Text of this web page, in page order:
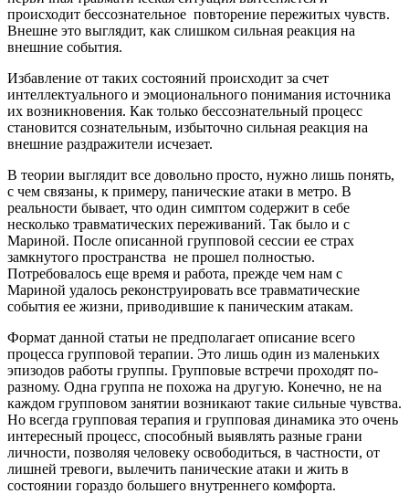
происходит бессознательное повторение пережитых чувств.
Внешне это выглядит, как слишком сильная реакция на
внешние события.
Избавление от таких состояний происходит за счет
интеллектуального и эмоционального понимания источника
их возникновения. Как только бессознательный процесс
становится сознательным, избыточно сильная реакция на
внешние раздражители исчезает.
В теории выглядит все довольно просто, нужно лишь понять,
с чем связаны, к примеру, панические атаки в метро. В
реальности бывает, что один симптом содержит в себе
несколько травматических переживаний. Так было и с
Мариной. После описанной групповой сессии ее страх
замкнутого пространства не прошел полностью.
Потребовалось еще время и работа, прежде чем нам с
Мариной удалось реконструировать все травматические
события ее жизни, приводившие к паническим атакам.
Формат данной статьи не предполагает описание всего
процесса групповой терапии. Это лишь один из маленьких
эпизодов работы группы. Групповые встречи проходят по-
разному. Одна группа не похожа на другую. Конечно, не на
каждом групповом занятии возникают такие сильные чувства.
Но всегда групповая терапия и групповая динамика это очень
интересный процесс, способный выявлять разные грани
личности, позволяя человеку освободиться, в частности, от
лишней тревоги, вылечить панические атаки и жить в
состоянии гораздо большего внутреннего комфорта.